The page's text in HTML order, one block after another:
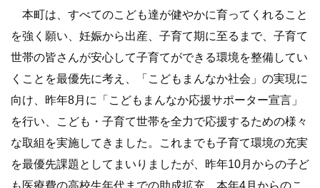
本町は、すべてのこども達が健やかに育ってくれること
を強く願い、妊娠から出産、子育て期に至るまで、子育て
世帯の皆さんが安心して子育てができる環境を整備してい
くことを最優先に考え、「こどもまんなか社会」の実現に
向け、昨年8月に「こどもまんなか応援サポーター宣言」
を行い、こども・子育て世帯を全力で応援するための様々
な取組を実施してきました。これまでも子育て環境の充実
を最優先課題としてまいりましたが、昨年10月からの子ど
も医療費の高校生年代までの助成拡充、本年4月からのこ